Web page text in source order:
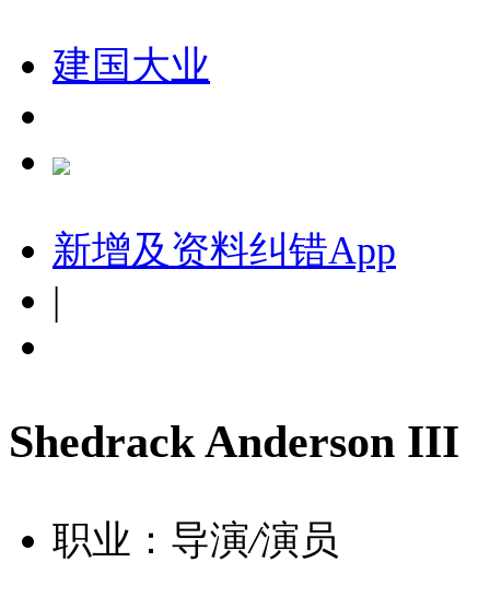
建国大业
新增及资料纠错App
|
Shedrack Anderson III
职业：导演/演员